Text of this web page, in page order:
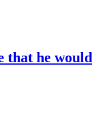
that he would